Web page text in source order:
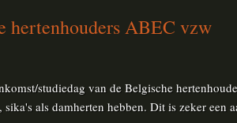
hertenhouders ABEC vzw
studiedag van de Belgische
als damherten hebben. Dit is zeker een